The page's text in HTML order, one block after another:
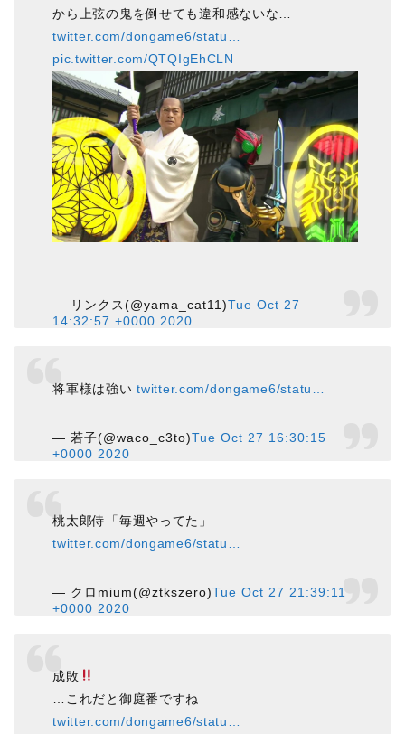
から上弦の鬼を倒せても違和感ないな…
twitter.com/dongame6/statu…
pic.twitter.com/QTQIgEhCLN
— リンクス(@yama_cat11)Tue Oct 27
14:32:57 +0000 2020
将軍様は強いtwitter.com/dongame6/statu…
— 若子(@waco_c3to)Tue Oct 27 16:30:15
+0000 2020
桃太郎侍「毎週やってた」
twitter.com/dongame6/statu…
— クロmium(@ztkszero)Tue Oct 27 21:39:11
+0000 2020
成敗
…これだと御庭番ですね
twitter.com/dongame6/statu…